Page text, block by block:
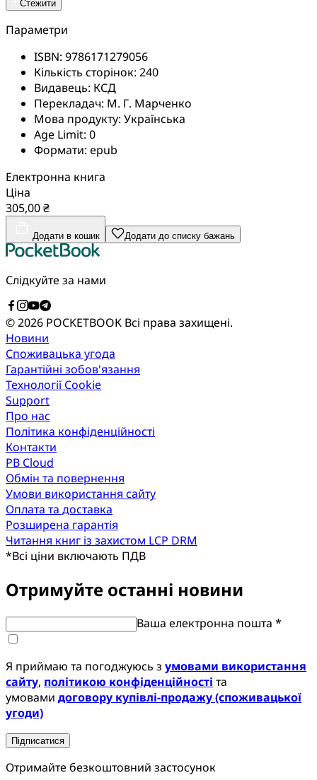
Стежити
Параметри
ISBN: 9786171279056
Кількість сторінок: 240
Видавець: КСД
Перекладач: М. Г. Марченко
Мова продукту: Українська
Age Limit: 0
Формати: epub
Електронна книга
Ціна
305,00 ₴
Додати в кошик Додати до списку бажань
Слідкуйте за нами
© 2026 POCKETBOOK Всі права захищені.
Новини
Споживацька угода
Гарантійні зобов'язання
Технології Cookie
Support
Про нас
Політика конфіденційності
Контакти
PB Cloud
Обмін та повернення
Умови використання сайту
Оплата та доставка
Розширена гарантія
Читання книг із захистом LCP DRM
*Всі ціни включають ПДВ
Отримуйте останні новини
Ваша електронна пошта *
Я приймаю та погоджуюсь з умовами використання
сайту, політикою конфіденційності та
умовами договору купівлі-продажу (споживацької
угоди)
Підписатися
Отримайте безкоштовний застосунок